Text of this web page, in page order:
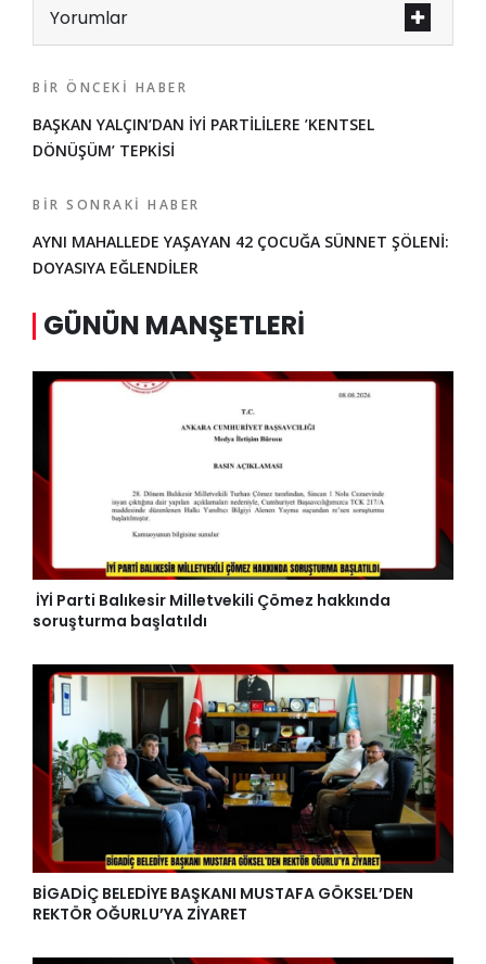
Yorumlar
BIR ÖNCEKI HABER
BAŞKAN YALÇIN’DAN İYİ PARTİLİLERE ’KENTSEL
DÖNÜŞÜM’ TEPKİSİ
BIR SONRAKI HABER
AYNI MAHALLEDE YAŞAYAN 42 ÇOCUĞA SÜNNET ŞÖLENİ:
DOYASIYA EĞLENDİLER
GÜNÜN MANŞETLERI
İYİ Parti Balıkesir Milletvekili Çömez hakkında
soruşturma başlatıldı
BİGADİÇ BELEDİYE BAŞKANI MUSTAFA GÖKSEL’DEN
REKTÖR OĞURLU’YA ZİYARET